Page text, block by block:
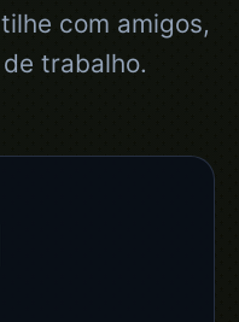
com amigos,
trabalho.